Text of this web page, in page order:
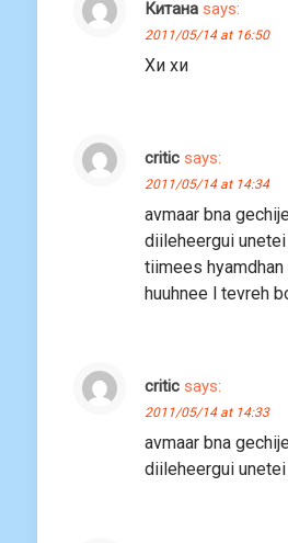
Китана says:
2011/05/14 at 16:50
Хи хи
critic says:
2011/05/14 at 14:34
avmaar bna
diileheergui
tiimees hyamdhan
huuhnee l tevreh
critic says:
2011/05/14 at 14:33
avmaar bna
diileheergui